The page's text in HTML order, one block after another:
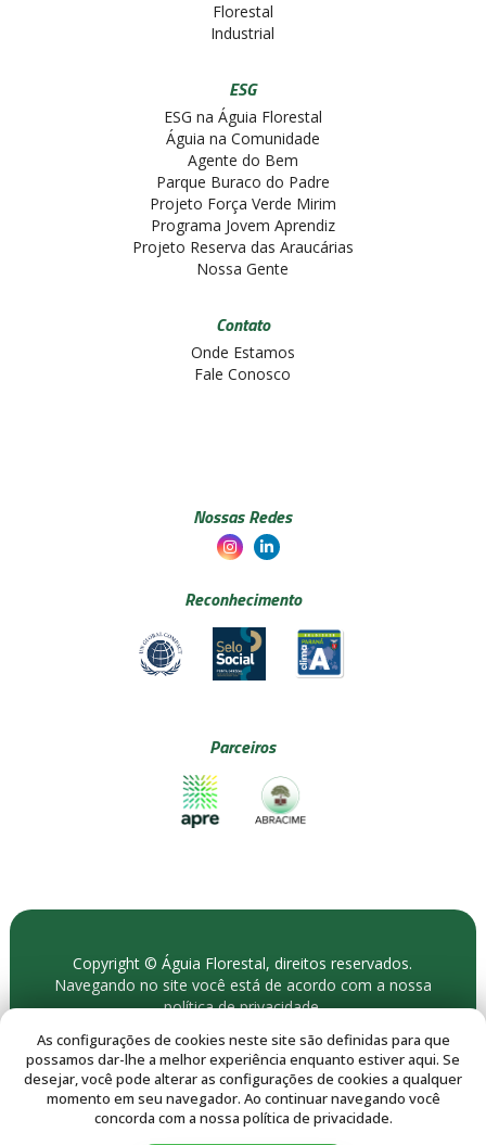
As configurações de cookies neste site são definidas para que
possamos dar-lhe a melhor experiência enquanto estiver aqui. Se
desejar, você pode alterar as configurações de cookies a qualquer
momento em seu navegador. Ao continuar navegando você
concorda com a nossa política de privacidade.
Florestal
Industrial
ESG
ESG na Águia Florestal
Águia na Comunidade
Agente do Bem
Parque Buraco do Padre
Projeto Força Verde Mirim
Programa Jovem Aprendiz
Projeto Reserva das Araucárias
Nossa Gente
Contato
Onde Estamos
Fale Conosco
Nossas Redes
Reconhecimento
Parceiros
Copyright © Águia Florestal, direitos reservados.
Navegando no site você está de acordo com a nossa
política de privacidade.